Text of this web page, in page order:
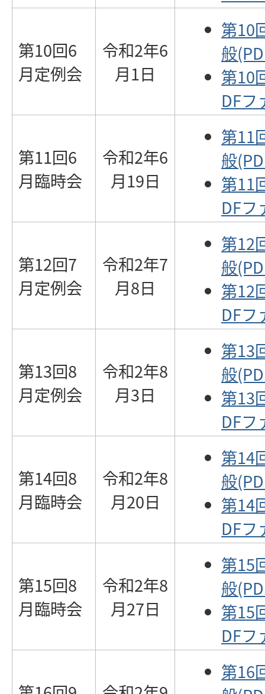
第10回6
月定例会
令和2年6
月1日
第10
般
第10
DFフ
第11回6
月臨時会
令和2年6
月19日
第11
般
第11
DFフ
第12回7
月定例会
令和2年7
月8日
第12
般
第12
DFフ
第13回8
月定例会
令和2年8
月3日
第13
般
第13
DFフ
第14回8
月臨時会
令和2年8
月20日
第14
般
第14
DFフ
第15回8
月臨時会
令和2年8
月27日
第15
般
第15
DFフ
第16